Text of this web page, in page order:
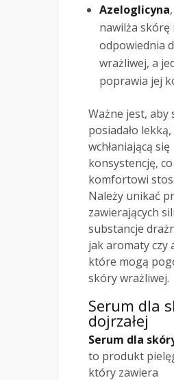
Azeloglicyna
nawilża skórę
odpowiednia
wrażliwej, a
poprawia jej
Ważne jest, aby
posiadało
wchłaniającą się
konsystencję,
komfortowi
Należy unikać
zawierających
substancje
jak aromaty czy
które mogą
skóry wrażliwej.
Serum dla
dojrzałej
Serum dla
to produkt
który zawiera